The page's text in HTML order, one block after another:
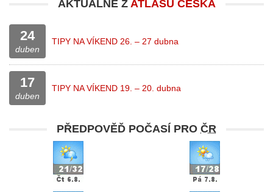
AKTUÁLNĚ Z ATLASU ČESKA
24
duben
TIPY NA VÍKEND 26. – 27 dubna
17
duben
TIPY NA VÍKEND 19. – 20. dubna
PŘEDPOVĚĎ POČASÍ PRO ČR